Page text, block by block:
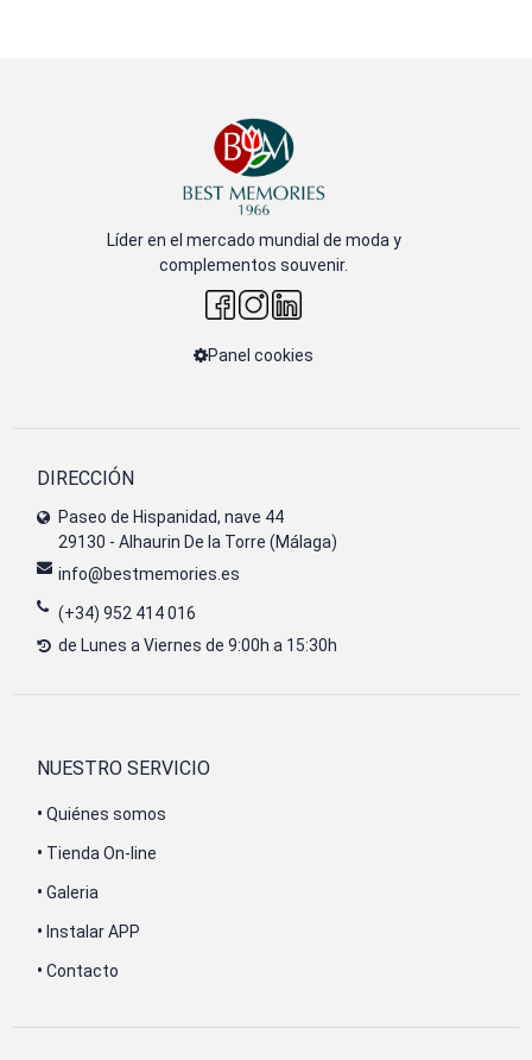
Líder en el mercado mundial de moda y
complementos souvenir.
Panel cookies
DIRECCIÓN
Paseo de Hispanidad, nave 44
29130 - Alhaurin De la Torre (Málaga)
info@bestmemories.es
(+34) 952 414 016
de Lunes a Viernes de 9:00h a 15:30h
NUESTRO SERVICIO
• Quiénes somos
• Tienda On-line
• Galeria
• Instalar APP
• Contacto